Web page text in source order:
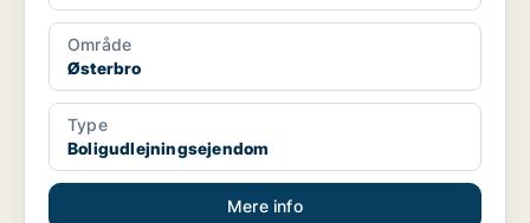
Område
Østerbro
Type
Boligudlejningsejendom
Mere info